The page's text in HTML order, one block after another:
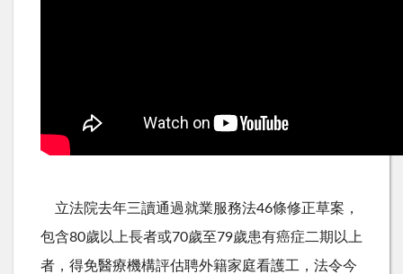
立法院去年三讀通過就業服務法46條修正草案，
包含80歲以上長者或70歲至79歲患有癌症二期以上
者，得免醫療機構評估聘外籍家庭看護工，法令今